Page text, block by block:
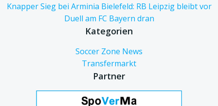
Knapper Sieg bei Arminia Bielefeld: RB Leipzig bleibt vor
Duell am FC Bayern dran
Kategorien
Soccer Zone News
Transfermarkt
Partner